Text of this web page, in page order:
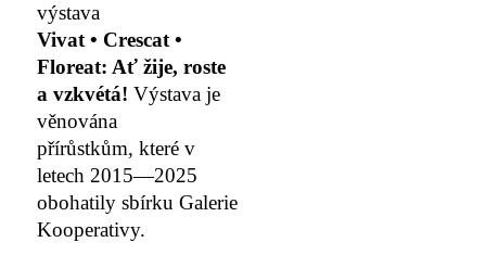
výstava
Vivat • Crescat •
Floreat: Ať žije, roste
a vzkvétá! Výstava je
věnována
přírůstkům, které v
letech 2015—2025
obohatily sbírku Galerie
Kooperativy.